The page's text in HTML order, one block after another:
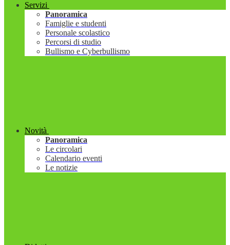
Servizi
Panoramica
Famiglie e studenti
Personale scolastico
Percorsi di studio
Bullismo e Cyberbullismo
Novità
Panoramica
Le circolari
Calendario eventi
Le notizie